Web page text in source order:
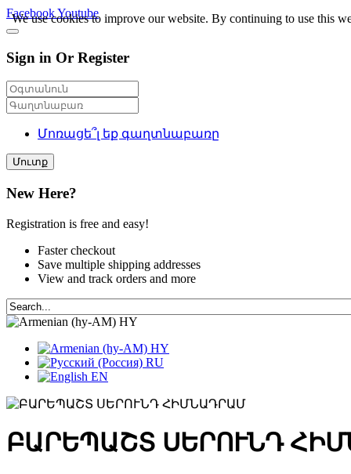
FacebookYoutube
Sign in Or Register
Մոռացե՞լ եք գաղտնաբառը
Մուտք
New Here?
Registration is free and easy!
Faster checkout
Save multiple shipping addresses
View and track orders and more
HY
HY
RU
EN
ԲԱՐԵՊԱՇՏ ՍԵՐՈՒՆԴ
We use cookies to improve our website. By continuing to use this